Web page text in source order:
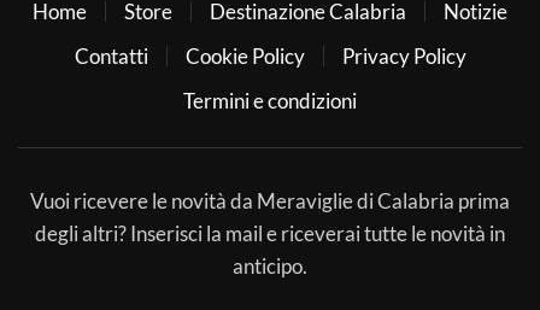
Home Store Destinazione Calabria
Notizie
Contatti
Cookie Policy
Privacy Policy
Termini e condizioni
Vuoi ricevere le novità da Meraviglie di Calabria prima
degli altri? Inserisci la mail e riceverai tutte le novità in
anticipo.